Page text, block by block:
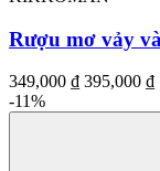
Rượu mơ vảy
349,000 ₫ 395,000 ₫
-11%